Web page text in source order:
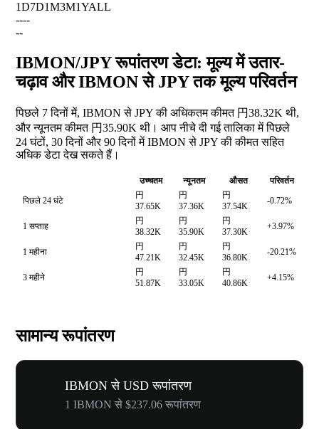
1D7D1M3M1YALL
----
--
IBMON/JPY रूपांतरण डेटा: मूल्य में उतार-
चढ़ाव और IBMON से JPY तक मूल्य परिवर्तन
पिछले 7 दिनों में, IBMON से JPY की अधिकतम कीमत 円38.32K थी,
और न्यूनतम कीमत 円35.90K थी। आप नीचे दी गई तालिका में पिछले
24 घंटों, 30 दिनों और 90 दिनों में IBMON से JPY की कीमत सहित
अधिक डेटा देख सकते हैं।
उच्चतम न्यूनतम औसत
परिवर्तन
पिछले 24 घंटे
円
37.65K
円
37.36K
円
37.54K
-0.72%
1 सप्ताह
円
38.32K
円
35.90K
円
37.30K
+3.97%
1 महीना
円
47.21K
円
32.45K
円
36.80K
-20.21%
3 महीने
円
51.87K
円
33.05K
円
40.86K
+4.15%
सामान्य रूपांतरण
IBMON से USD रूपांतरण
1 IBMON से $237.06 रूपांतरण